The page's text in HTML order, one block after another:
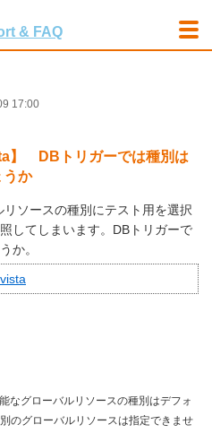
17:00
】 DBトリガーでは種別は
うか
ソースの種別にテスト用を選択
してしまいます。DBトリガーで
か。
なグローバルリソースの種別はデフォ
のグローバルリソースは指定できませ